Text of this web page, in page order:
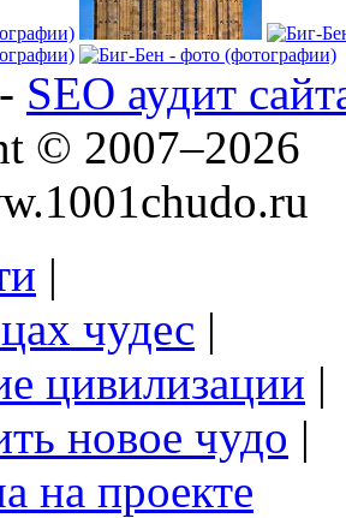
SEO аудит
© 2007–2026
|
чудес |
цивилизации |
новое чудо |
на проекте